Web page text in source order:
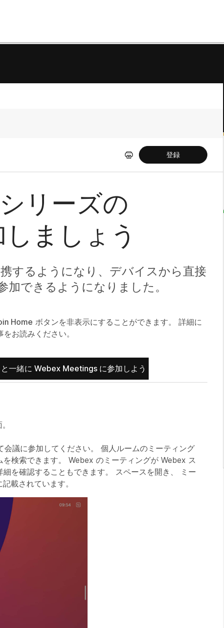
登録
リーズの
ましょう
するようになり、デバイスから直接
できるようになりました。
Home ボタンを非表示にすることができます。 詳細に
お読みください。
一緒に Webex Meetings に参加しよう
会議に参加してください。 個人ルームのミーティング
検索できます。 Webex のミーティングが Webex ス
を確認することもできます。 スペースを開き、
ミー
記載されています。